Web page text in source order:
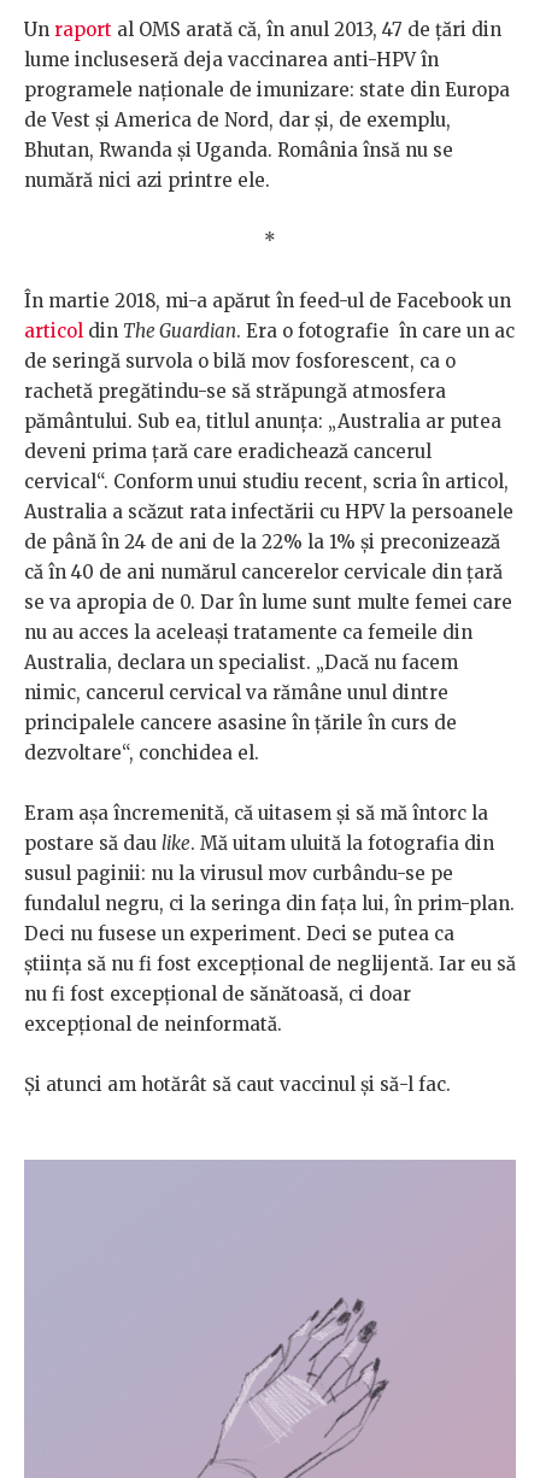
Un raport al OMS arată că, în anul 2013, 47 de țări din
lume incluseseră deja vaccinarea anti-HPV în
programele naționale de imunizare: state din Europa
de Vest și America de Nord, dar și, de exemplu,
Bhutan, Rwanda și Uganda. România însă nu se
numără nici azi printre ele.
*
În martie 2018, mi-a apărut în feed-ul de Facebook un
articol din The Guardian. Era o fotografie în care un ac
de seringă survola o bilă mov fosforescent, ca o
rachetă pregătindu-se să străpungă atmosfera
pământului. Sub ea, titlul anunța: „Australia ar putea
deveni prima țară care eradichează cancerul
cervical“. Conform unui studiu recent, scria în articol,
Australia a scăzut rata infectării cu HPV la persoanele
de până în 24 de ani de la 22% la 1% și preconizează
că în 40 de ani numărul cancerelor cervicale din țară
se va apropia de 0. Dar în lume sunt multe femei care
nu au acces la aceleași tratamente ca femeile din
Australia, declara un specialist. „Dacă nu facem
nimic, cancerul cervical va rămâne unul dintre
principalele cancere asasine în țările în curs de
dezvoltare“, conchidea el.
Eram așa încremenită, că uitasem și să mă întorc la
postare să dau like. Mă uitam uluită la fotografia din
susul paginii: nu la virusul mov curbându-se pe
fundalul negru, ci la seringa din fața lui, în prim-plan.
Deci nu fusese un experiment. Deci se putea ca
știința să nu fi fost excepțional de neglijentă. Iar eu să
nu fi fost excepțional de sănătoasă, ci doar
excepțional de neinformată.
Și atunci am hotărât să caut vaccinul și să-l fac.